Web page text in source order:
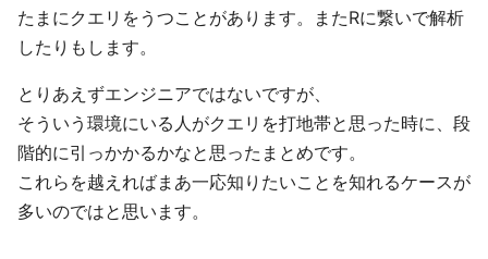
たまにクエリをうつことがあります。またRに繋いで解析
したりもします。
とりあえずエンジニアではないですが、
そういう環境にいる人がクエリを打地帯と思った時に、段
階的に引っかかるかなと思ったまとめです。
これらを越えればまあ一応知りたいことを知れるケースが
多いのではと思います。